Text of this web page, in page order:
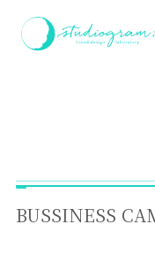
ホーム
BUSSINESS